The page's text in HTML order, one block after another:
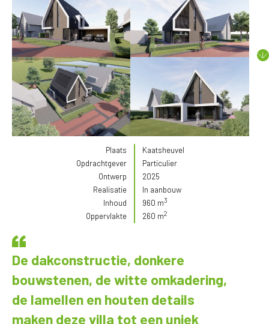
Plaats
Kaatsheuvel
Opdrachtgever
Particulier
Ontwerp
2025
Realisatie
In aanbouw
Inhoud
960 m3
Oppervlakte 260 m2
De dakconstructie, donkere
bouwstenen, de witte omkadering,
de lamellen en houten details
maken deze villa tot een uniek